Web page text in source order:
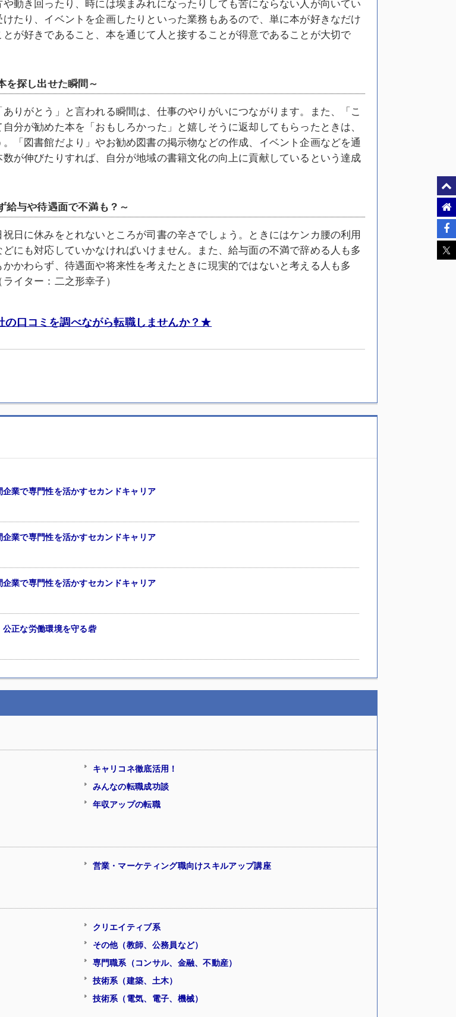
たり、イベントを企画したりといった業務もあるので、単に本が好きなだけ
が好きであること、本を通じて人と接することが得意であることが大切で
を探し出せた瞬間～
りがとう」と言われる瞬間は、仕事のやりがいにつながります。また、「こ
分が勧めた本を「おもしろかった」と嬉しそうに返却してもらったときは、
「図書館だより」やお勧め図書の掲示物などの作成、イベント企画などを通
が伸びたりすれば、自分が地域の書籍文化の向上に貢献しているという達成
給与や待遇面で不満も？～
日に休みをとれないところが司書の辛さでしょう。ときにはケンカ腰の利用
にも対応していかなければいけません。また、給与面の不満で辞める人も多
かわらず、待遇面や将来性を考えたときに現実的ではないと考える人も多
イター：二之形幸子）
口コミを調べながら転職しませんか？★
業で専門性を活かすセカンドキャリア
業で専門性を活かすセカンドキャリア
業で専門性を活かすセカンドキャリア
正な労働環境を守る砦
キャリコネ徹底活用！
みんなの転職成功談
年収アップの転職
営業・マーケティング職向けスキルアップ講座
クリエイティブ系
その他（教師、公務員など）
専門職系（コンサル、金融、不動産）
技術系（建築、土木）
技術系（電気、電子、機械）